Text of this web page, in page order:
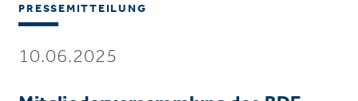
PRESSEMITTEILUNG
10.06.2025